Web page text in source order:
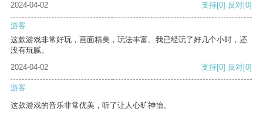
2024-04-02
支持[0] 反对[0]
游客
这款游戏非常好玩，画面精美，玩法丰富。我已经玩了好几个小时，还
没有玩腻。
2024-04-02
支持[0] 反对[0]
游客
这款游戏的音乐非常优美，听了让人心旷神怡。